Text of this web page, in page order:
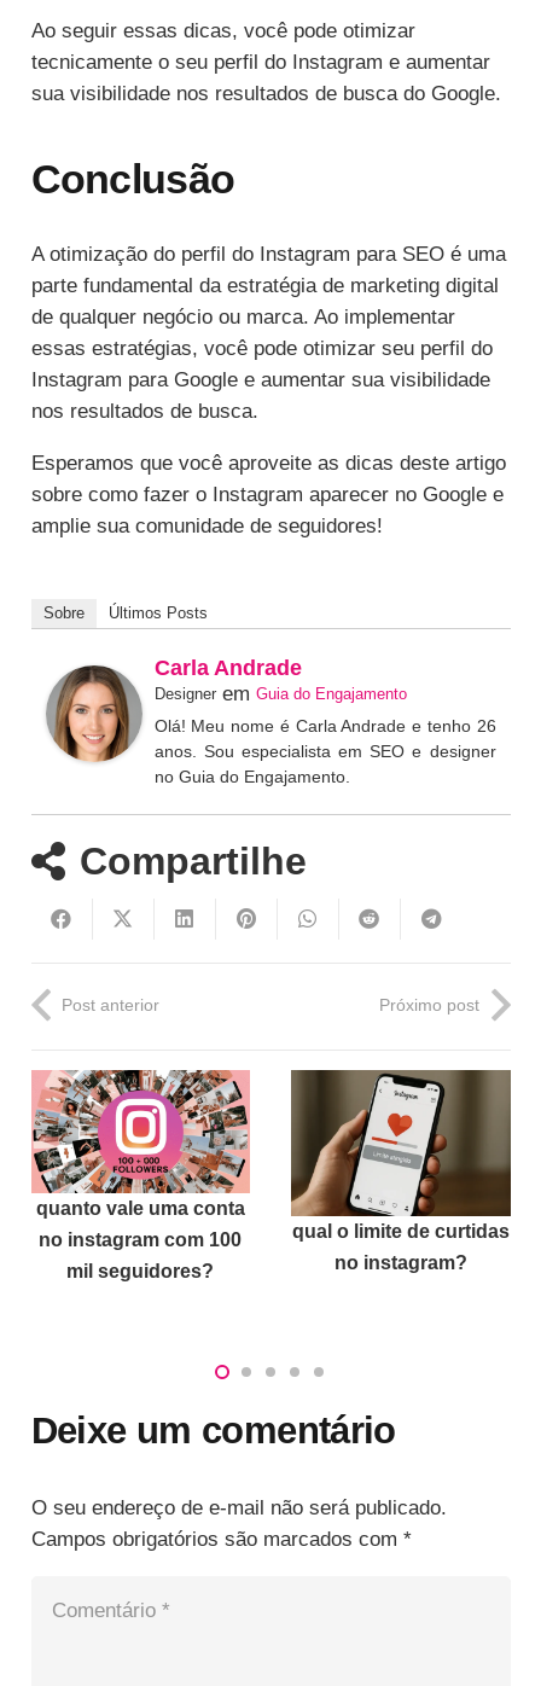
Ao seguir essas dicas, você pode otimizar
tecnicamente o seu perfil do Instagram e aumentar
sua visibilidade nos resultados de busca do Google.
Conclusão
A otimização do perfil do Instagram para SEO é uma
parte fundamental da estratégia de marketing digital
de qualquer negócio ou marca. Ao implementar
essas estratégias, você pode otimizar seu perfil do
Instagram para Google e aumentar sua visibilidade
nos resultados de busca.
Esperamos que você aproveite as dicas deste artigo
sobre como fazer o Instagram aparecer no Google e
amplie sua comunidade de seguidores!
Sobre Últimos Posts
Carla Andrade
Designerem Guia do Engajamento
Olá! Meu nome é Carla Andrade e tenho 26
anos. Sou especialista em SEO e designer
no Guia do Engajamento.
Compartilhe
Post anterior Próximo post
qual o limite de curtidas
no instagram?
Como ver o total de
TikTok
Deixe um comentário
O seu endereço de e-mail não será publicado.
Campos obrigatórios são marcados com *